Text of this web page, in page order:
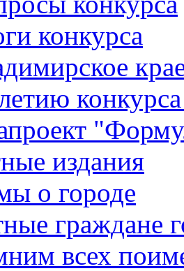
конкурса
издания
о городе
граждане
всех